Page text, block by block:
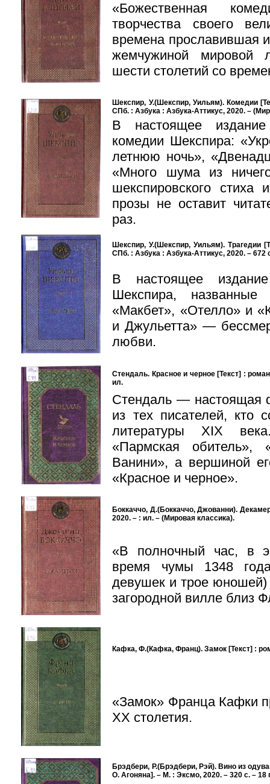
«Божественная
творчества своего
времена прославившая
жемчужиной мировой
шести столетий со
Шекспир, У.(Шекспир, Уильям). Комедии
СПб. : Азбука : Азбука-Аттикус, 2020. –
В настоящее
комедии Шекспира:
летнюю ночь»,
«Много шума из
шекспировского стиха
прозы не оставит
раз.
Шекспир, У.(Шекспир, Уильям). Трагедии
СПб. : Азбука : Азбука-Аттикус, 2020. – 672
В настоящее
Шекспира,
«Макбет», «Отелло» и
и Джульетта» —
любви.
Стендаль. Красное и черное [Текст] :
ил.
Стендаль —
из тех писателей, кто
литературы XIX
«Пармская обитель»,
Ванини», а вершиной
«Красное и черное».
Боккаччо, Д.(Боккаччо, Джованни).
2020. – : ил. – (Мировая классика).
«В полночный час, в
время чумы 1348
девушек и трое
загородной вилле близ
Кафка, Ф.(Кафка, Франц). Замок [Текст] :
«Замок» Франца Кафки
XX столетия.
Брэдбери, Р.(Брэдбери, Рэй). Вино из
О. Агоняна]. – М. : Эксмо, 2020. – 320 с. – 18